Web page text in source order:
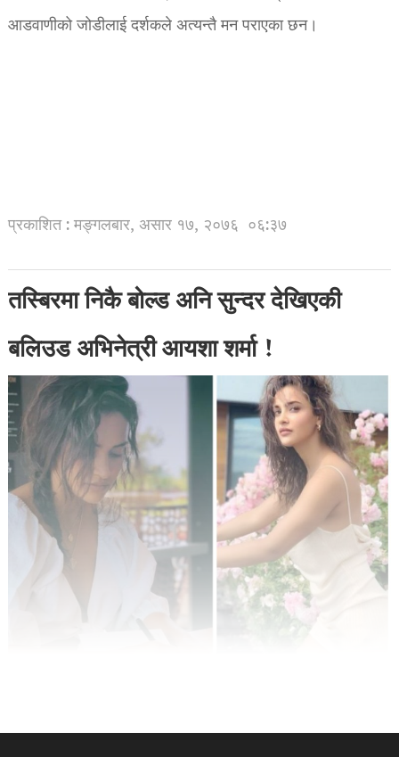
आडवाणीको जोडीलाई दर्शकले अत्यन्तै मन पराएका छन।
प्रकाशित : मङ्गलबार, असार १७, २०७६ ०६:३७
तस्बिरमा निकै बोल्ड अनि सुन्दर देखिएकी
बलिउड अभिनेत्री आयशा शर्मा !